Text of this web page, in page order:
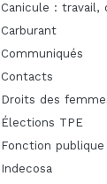
Canicule : travail,
Carburant
Communiqués
Contacts
Droits des
Élections TPE
Fonction publique
Indecosa